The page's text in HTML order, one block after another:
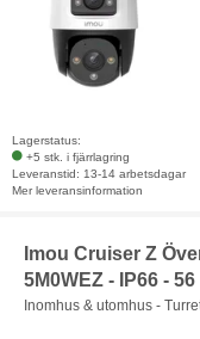
Lagerstatus:
+5 stk. i fjärrlagring
Leveranstid: 13-14 arbetsdagar
Mer leveransinformation
Imou Cruiser Z
5M0WEZ - IP66 -
Inomhus & utomhus -